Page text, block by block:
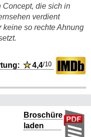
Concept, die sich in
verdient
keine so rechte Ahnung
★4,4/10
Broschüre
laden